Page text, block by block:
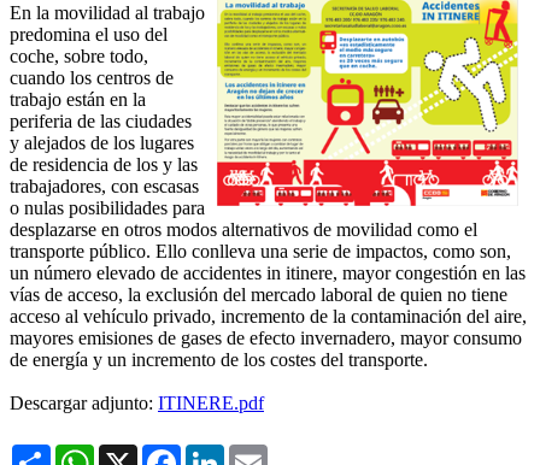
En la movilidad al trabajo
predomina el uso del
coche, sobre todo,
cuando los centros de
trabajo están en la
periferia de las ciudades
y alejados de los lugares
de residencia de los y las
trabajadores, con escasas
o nulas posibilidades para
desplazarse en otros modos alternativos de movilidad como el
transporte público. Ello conlleva una serie de impactos, como son,
un número elevado de accidentes in itinere, mayor congestión en las
vías de acceso, la exclusión del mercado laboral de quien no tiene
acceso al vehículo privado, incremento de la contaminación del aire,
mayores emisiones de gases de efecto invernadero, mayor consumo
de energía y un incremento de los costes del transporte.
Descargar adjunto: ITINERE.pdf
Share WhatsApp
X FacebookLinkedIn